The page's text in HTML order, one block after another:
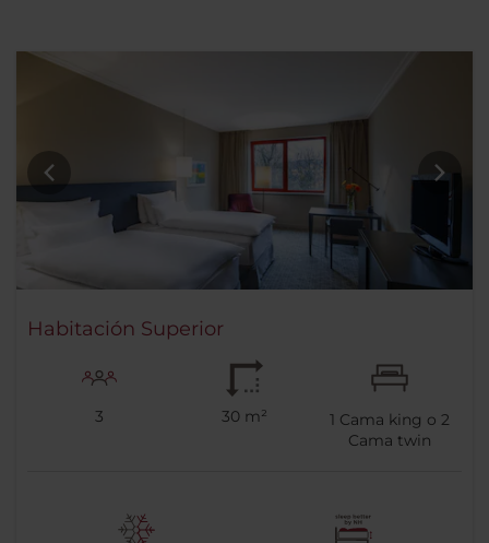
Habitación Superior
3 30 m² 1 Cama king o 2
Cama twin